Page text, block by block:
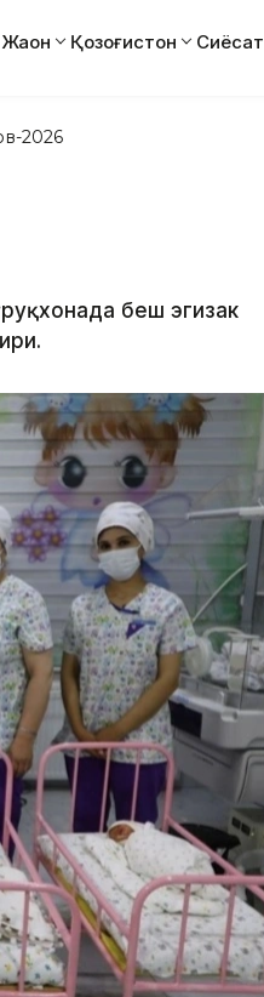
Жаҳон Қозоғистон Сиёсат
2026
беш эгизак